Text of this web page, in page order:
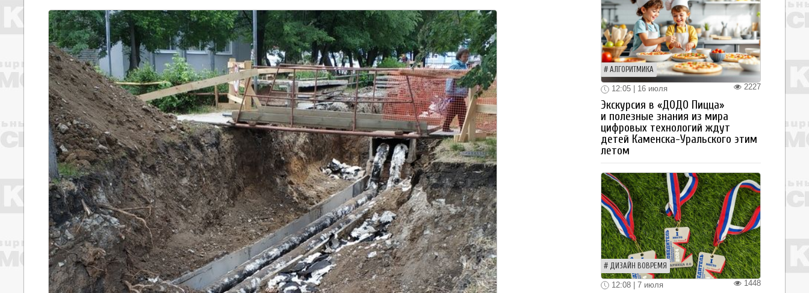
АЛГОРИТМИКА
2227
12:05 | 16 июля
Экскурсия в «ДОДО Пицца»
и полезные знания из мира
цифровых технологий ждут
детей Каменска-Уральского этим
летом
ДИЗАЙН ВОВРЕМЯ
1448
12:08 | 7 июля